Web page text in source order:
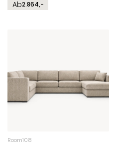
Ab2.864,-
Room108